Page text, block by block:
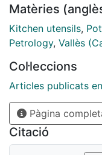
confirm their
production of a
also provide
Matèries
Kitchen utensils,
Petrology, Vallès
Col·leccions
Articles publicats
Pàgina
Citació